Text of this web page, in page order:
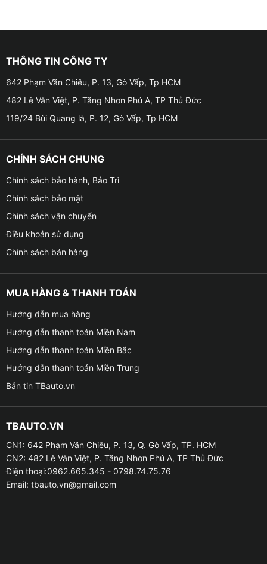
✦Giao diện màn hình tự động hóa cá nhân hóa thông
phong thủy khác nhau. Ngoài ra, bạn còn có thể sử
dụng để thay đổi màu xe mô hình, biển số tùy theo sở
thích.
✦Đế tản nhiệt hợp kim Titan giúp hoạt động ổn định
hơn
‐ Thiết bị được cải tiến hiệu năng giúp việc sử dụng
thêm mạnh mẽ hơn nhờ vào khả năng hấp thụ và tản
nhiệt tốt trên đế tản nhiệt hợp kim Titan. Giúp màn
hình Zestech ZX10 Bản tiêu chuẩn có thể vận hành trơn
Địa chỉ lắp màn hình Zestech Zx10 Bản Tiêu Chuẩn uy
tín tại Gò Vấp tphcm
✦Kết nối sim 4G, Wifi tiện lợi thỏa thích giải trí đa
THÔNG TIN CÔNG TY
642 Phạm Văn Chiêu, P. 13, Gò Vấp, Tp HCM
482 Lê Văn Việt, P. Tăng Nhơn Phú A, TP Thủ Đức
119/24 Bùi Quang là, P. 12, Gò Vấp, Tp HCM
CHÍNH SÁCH CHUNG
Chính sách bảo hành, Bảo Trì
Chính sách bảo mật
Chính sách vận chuyển
Điều khoản sử dụng
Chính sách bán hàng
MUA HÀNG & THANH TOÁN
Hướng dẫn mua hàng
Hướng dẫn thanh toán Miền Nam
Hướng dẫn thanh toán Miền Bắc
Hướng dẫn thanh toán Miền Trung
Bản tin TBauto.vn
TBAUTO.VN
CN1: 642 Phạm Văn Chiêu, P. 13, Q. Gò Vấp, TP. HCM
CN2: 482 Lê Văn Việt, P. Tăng Nhơn Phú A, TP Thủ Đức
Điện thoại:0962.665.345 - 0798.74.75.76
Email: tbauto.vn@gmail.com